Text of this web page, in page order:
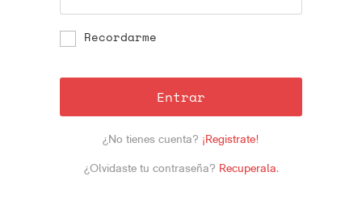
Recordarme
Entrar
¿No tienes cuenta? ¡Registrate!
¿Olvidaste tu contraseña? Recuperala.